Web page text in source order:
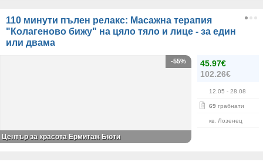
110 минути пълен релакс: Масажна терапия
"Колагеново бижу" на цяло тяло и лице - за един
или двама
45.97€
102.26€
12.05 - 28.08
69 грабнати
кв. Лозенец
-55%
Център за красота Ермитаж Бюти